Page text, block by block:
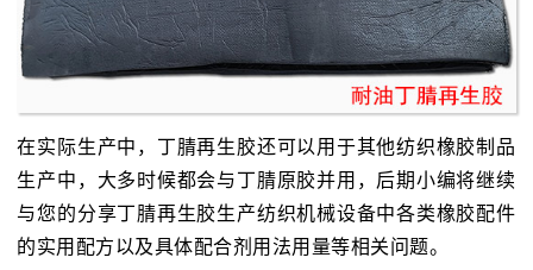
在实际生产中，丁腈再生胶还可以用于其他纺织橡胶制品
生产中，大多时候都会与丁腈原胶并用，后期小编将继续
与您的分享丁腈再生胶生产纺织机械设备中各类橡胶配件
的实用配方以及具体配合剂用法用量等相关问题。